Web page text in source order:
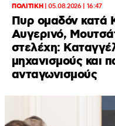
ΠΟΛΙΤΙΚΗ|05.08.2026 | 16:47
Πυρ ομαδόν κατά
Αυγερινό,
στελέχη:
μηχανισμούς και
ανταγωνισμούς